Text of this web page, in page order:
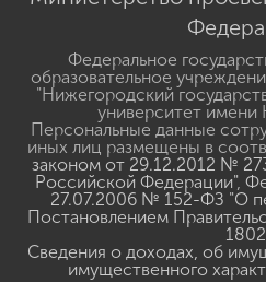
Федеральное
образовательное
"Нижегородский
университет имени
Персональные данные
иных лиц размещены в
законом от 29.12.2012 №
Российской Федерации",
27.07.2006 № 152-ФЗ "О
Постановлением
1802
Сведения о доходах, об
имущественного